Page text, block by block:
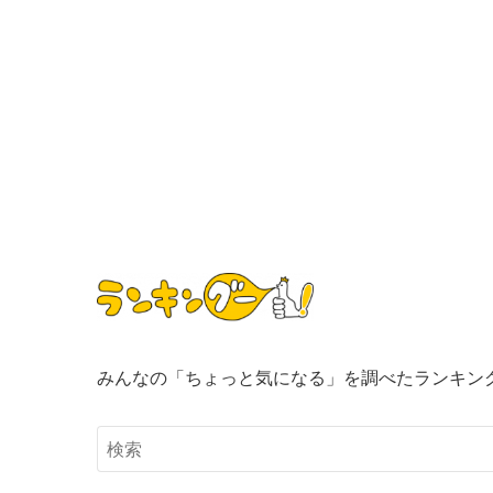
みんなの「ちょっと気になる」を調べたランキン